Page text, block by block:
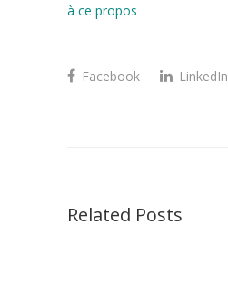
à ce propos
Facebook LinkedIn
Related Posts